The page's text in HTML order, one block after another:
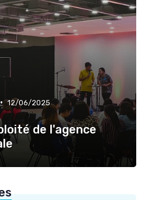
• 12/06/2025
de l'agence